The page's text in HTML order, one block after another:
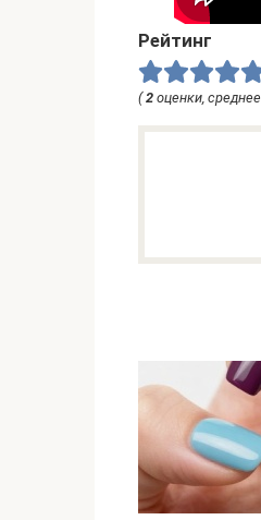
Рейтинг
(2 оценки, среднее